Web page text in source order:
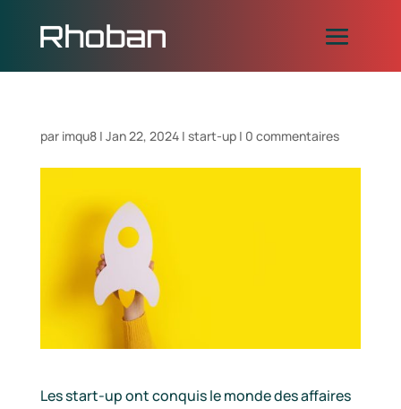
par imqu8| Jan 22, 2024| start-up| 0 commentaires
Les start-up ont conquis le monde des affaires